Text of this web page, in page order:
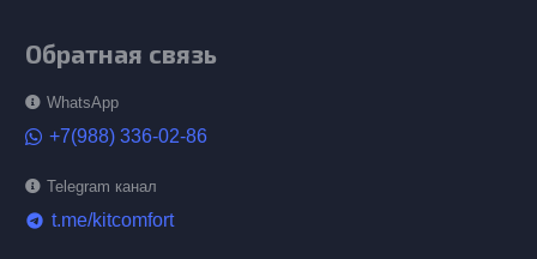
Обратная связь
WhatsApp
+7(988) 336-02-86
Telegram канал
telegram t.me/kitcomfort